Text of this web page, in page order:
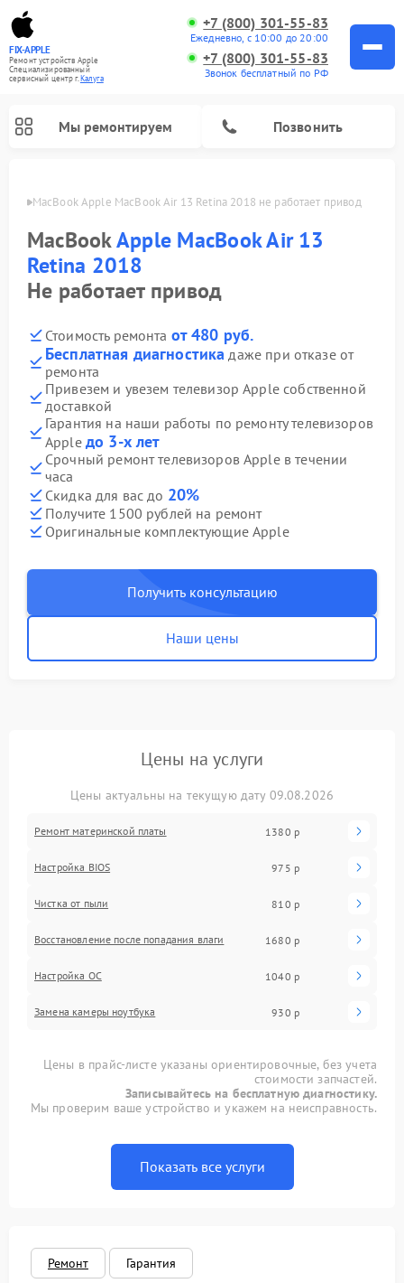
FIX-APPLE
Ремонт устройств Apple
Специализированный
cервисный центр г.Калуга
+7 (800) 301-55-83
Ежедневно, с 10:00 до 20:00
+7 (800) 301-55-83
Звонок бесплатный по РФ
Мы ремонтируем Позвонить
MacBook Apple MacBook Air 13 Retina 2018 не работает привод
MacBookApple MacBook Air 13
Retina 2018
Не работает привод
Стоимость ремонта от 480 руб.
Бесплатная диагностика даже при отказе от
ремонта
Привезем и увезем телевизор Apple собственной
доставкой
Гарантия на наши работы по ремонту телевизоров
Apple до 3-х лет
Срочный ремонт телевизоров Apple в течении
часа
Скидка для вас до 20%
Получите 1500 рублей на ремонт
Оригинальные комплектующие Apple
Получить консультацию
Наши цены
Цены на услуги
Цены актуальны на текущую дату 09.08.2026
Ремонт материнской платы 1380 р
Настройка BIOS 975 р
Чистка от пыли 810 р
Восстановление после попадания влаги 1680 р
Настройка ОС 1040 р
Замена камеры ноутбука 930 р
Цены в прайс-листе указаны ориентировочные, без учета
стоимости запчастей.
Записывайтесь на бесплатную диагностику.
Мы проверим ваше устройство и укажем на неисправность.
Показать все услуги
Ремонт Гарантия